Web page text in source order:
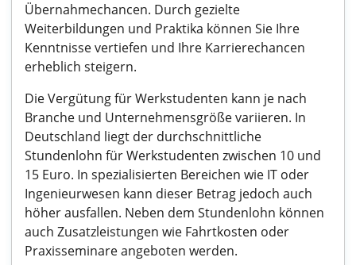
Übernahmechancen. Durch gezielte
Weiterbildungen und Praktika können Sie Ihre
Kenntnisse vertiefen und Ihre Karrierechancen
erheblich steigern.
Die Vergütung für Werkstudenten kann je nach
Branche und Unternehmensgröße variieren. In
Deutschland liegt der durchschnittliche
Stundenlohn für Werkstudenten zwischen 10 und
15 Euro. In spezialisierten Bereichen wie IT oder
Ingenieurwesen kann dieser Betrag jedoch auch
höher ausfallen. Neben dem Stundenlohn können
auch Zusatzleistungen wie Fahrtkosten oder
Praxisseminare angeboten werden.